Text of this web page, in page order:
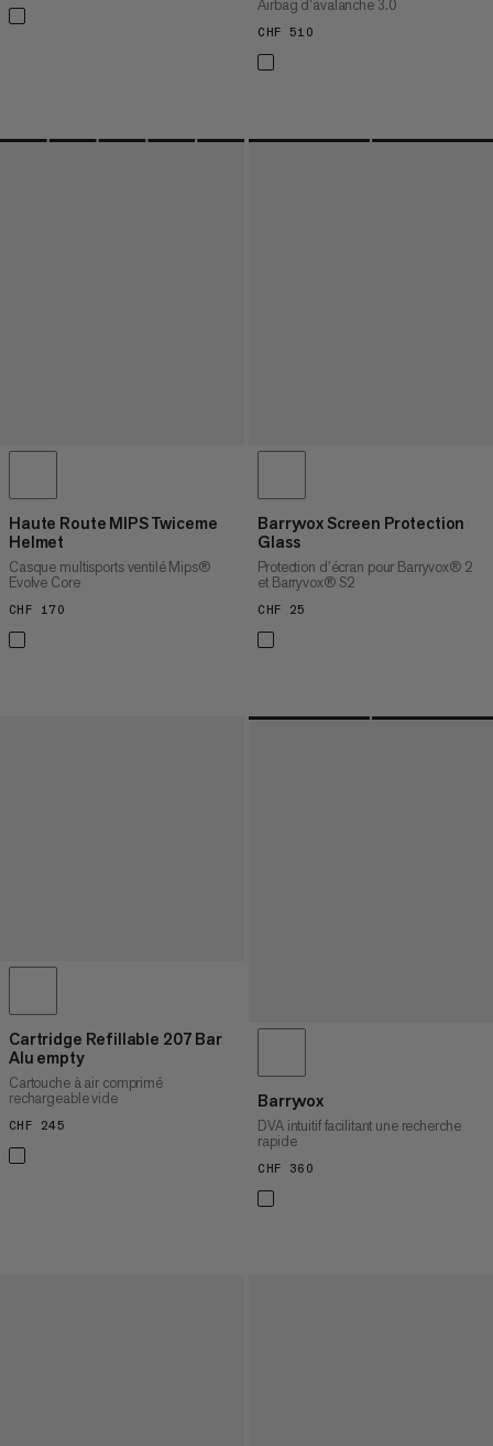
Airbag d’avalanche 3.0
CHF 510
Haute Route MIPS Twiceme
Helmet
Casque multisports ventilé Mips®
Evolve Core
CHF 170
Barryvox Screen Protection
Glass
Protection d’écran pour Barryvox® 2
et Barryvox® S2
CHF 25
Cartridge Refillable 207 Bar
Alu empty
Cartouche à air comprimé
rechargeable vide
CHF 245
Barryvox
DVA intuitif facilitant une recherche
rapide
CHF 360